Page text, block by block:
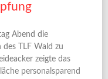
Abend die
des TLF Wald zu
zeigte das
personalsparend